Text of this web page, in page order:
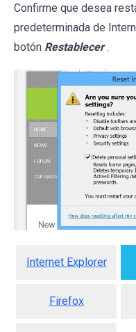
Confirme que desea
predeterminada de
botón Restablecer .
Internet Explorer
Firefox